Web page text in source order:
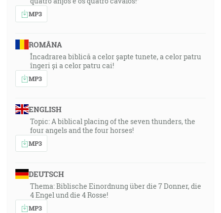
MP3
ROMÂNA
Încadrarea biblică a celor șapte tunete, a celor patru
îngeri și a celor patru cai!
MP3
ENGLISH
Topic: A biblical placing of the seven thunders, the
four angels and the four horses!
MP3
DEUTSCH
Thema: Biblische Einordnung über die 7 Donner, die
4 Engel und die 4 Rosse!
MP3